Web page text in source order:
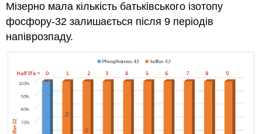
Мізерно мала кількість батьківського ізотопу
фосфору-32 залишається після 9 періодів
напіврозпаду.